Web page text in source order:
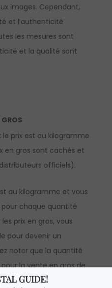
images. Cependant,
et l’authenticité
les mesures sont
et la qualité sont
le prix est au kilogramme
en gros sont cachés et
officiels).
au kilogramme et vous
pour chaque quantité
prix en gros, vous
pour devenir un
noter que la quantité
la vente en gros de